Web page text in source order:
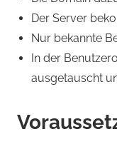
Der Server
Nur bekannte
In der
ausgetauscht